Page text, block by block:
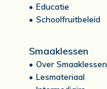
Educatie
Schoolfruitbeleid
Smaaklessen
Over Smaaklessen
Lesmateriaal